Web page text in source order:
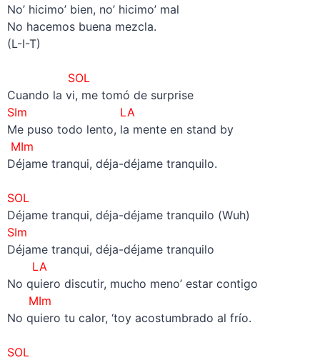
No’ hicimo’ bien, no’ hicimo’ mal
No hacemos buena mezcla.
(L-I-T)
SOL
Cuando la vi, me tomó de surprise
SIm LA
Me puso todo lento, la mente en stand by
MIm
Déjame tranqui, déja-déjame tranquilo.
SOL
Déjame tranqui, déja-déjame tranquilo (Wuh)
SIm
Déjame tranqui, déja-déjame tranquilo
LA
No quiero discutir, mucho meno’ estar contigo
MIm
No quiero tu calor, ‘toy acostumbrado al frío.
SOL